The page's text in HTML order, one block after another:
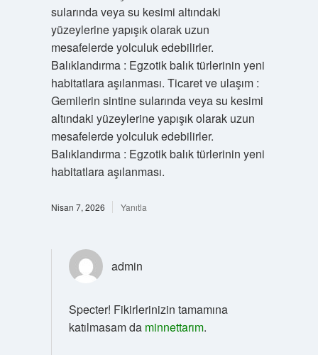
sularında veya su kesimi altındaki
yüzeylerine yapışık olarak uzun
mesafelerde yolculuk edebilirler.
Balıklandırma : Egzotik balık türlerinin yeni
habitatlara aşılanması. Ticaret ve ulaşım :
Gemilerin sintine sularında veya su kesimi
altındaki yüzeylerine yapışık olarak uzun
mesafelerde yolculuk edebilirler.
Balıklandırma : Egzotik balık türlerinin yeni
habitatlara aşılanması.
Nisan 7, 2026 Yanıtla
admin
Specter! Fikirlerinizin tamamına
katılmasam da minnettarım.